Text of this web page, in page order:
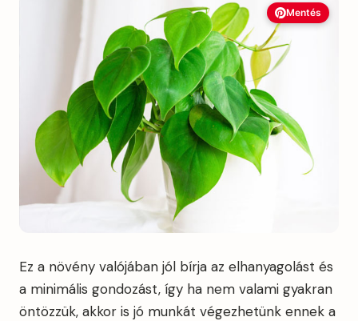
Mentés
Ez a növény valójában jól bírja az elhanyagolást és
a minimális gondozást, így ha nem valami gyakran
öntözzük, akkor is jó munkát végezhetünk ennek a